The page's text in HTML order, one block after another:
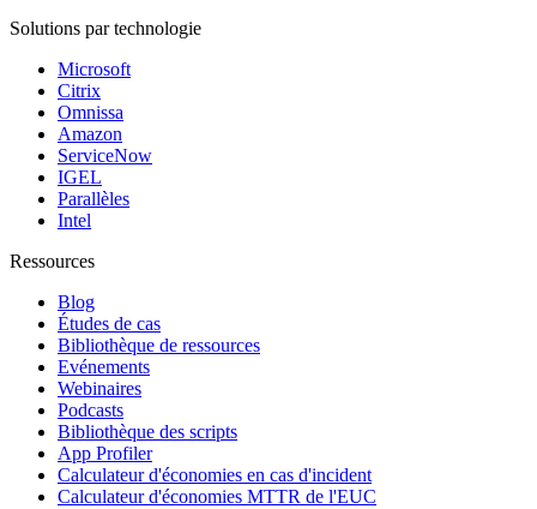
Solutions par technologie
Microsoft
Citrix
Omnissa
Amazon
ServiceNow
IGEL
Parallèles
Intel
Ressources
Blog
Études de cas
Bibliothèque de ressources
Evénements
Webinaires
Podcasts
Bibliothèque des scripts
App Profiler
Calculateur d'économies en cas d'incident
Calculateur d'économies MTTR de l'EUC